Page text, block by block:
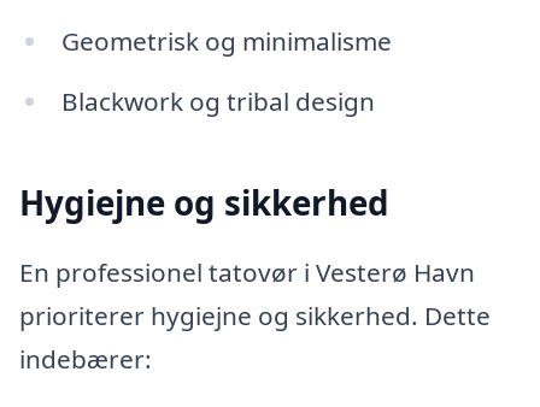
Geometrisk og minimalisme
Blackwork og tribal design
Hygiejne og sikkerhed
En professionel tatovør i Vesterø Havn
prioriterer hygiejne og sikkerhed. Dette
indebærer: